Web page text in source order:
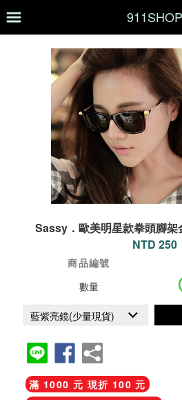
911SHOP
Sassy．歐美明星款拳頭腳架
NTD 250
商品編號
數量
滿 1000 元 現折 100 元